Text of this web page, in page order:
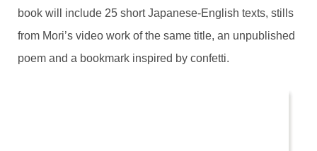
book will include 25 short Japanese-English texts, stills
from Mori’s video work of the same title, an unpublished
poem and a bookmark inspired by confetti.